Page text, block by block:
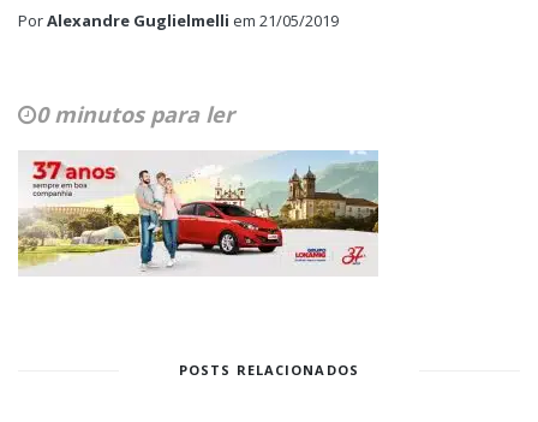
PorAlexandre Guglielmelli em 21/05/2019
0 minutos para ler
POSTS RELACIONADOS